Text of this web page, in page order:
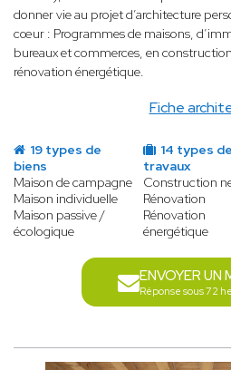
Fiche
donner vie au projet d’architecture
cœur : Programmes de maisons,
bureaux et commerces, en
rénovation énergétique.
19 types de
biens
Maison de campagne
Maison individuelle
Maison passive /
écologique
14 types de
travaux
Construction
Rénovation
Rénovation
énergétique
ENVOYER UN
Réponse sous 72